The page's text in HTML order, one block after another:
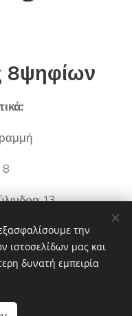
8ψηφίων
8
13
TK:12132
την
ιστοσελίδων μας και
δυνατή εμπειρία